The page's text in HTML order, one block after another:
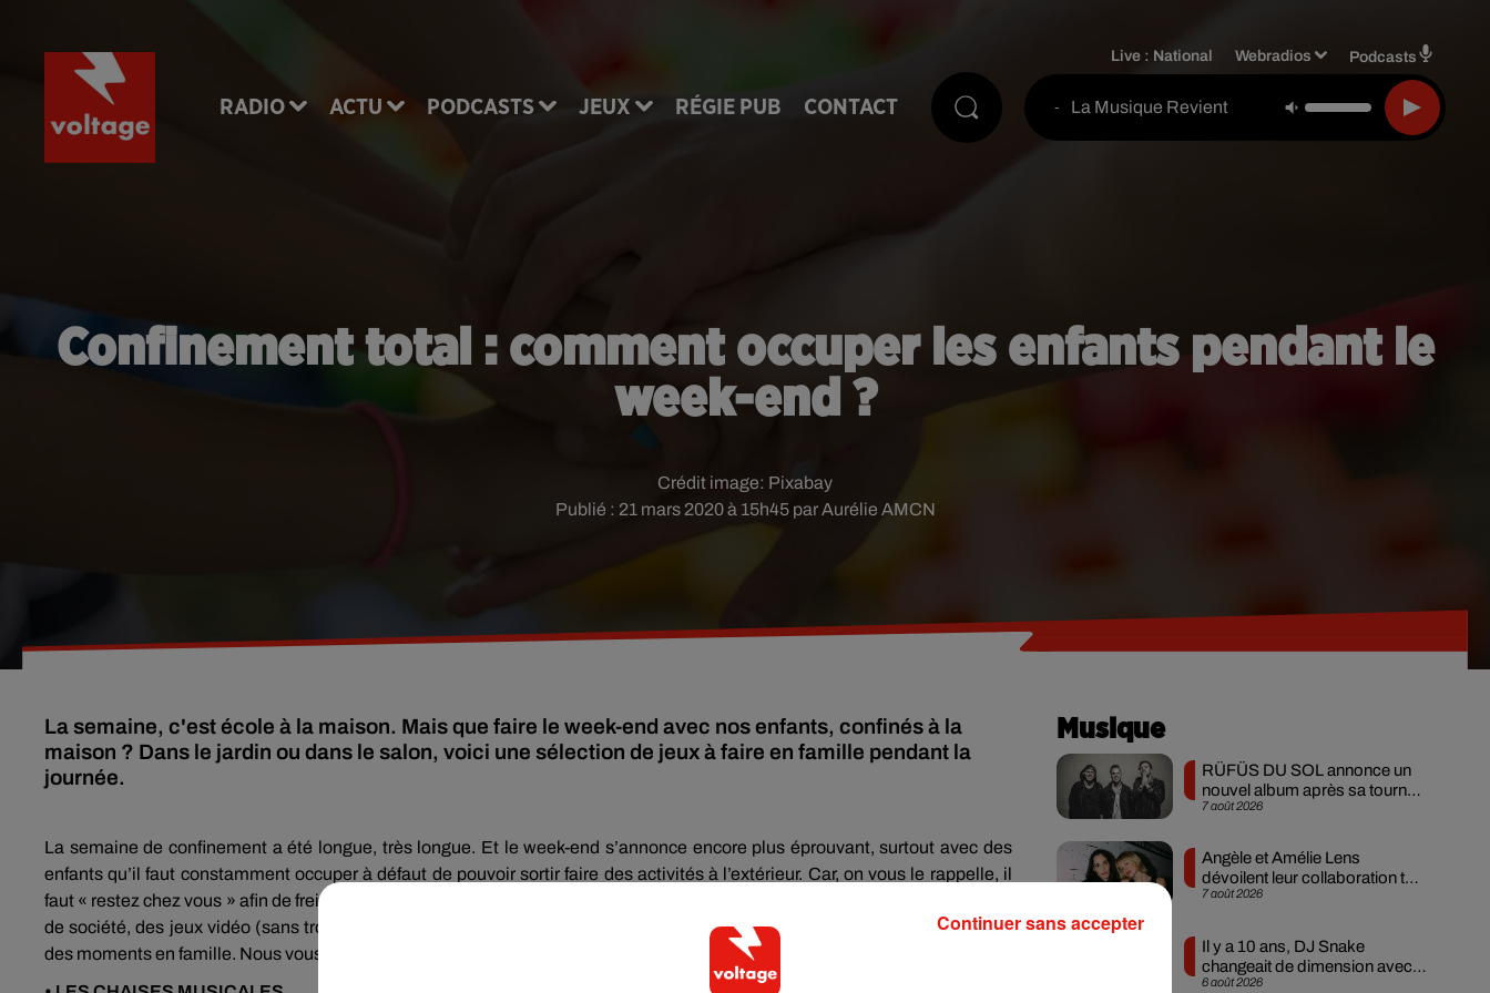
RADIO ACTU PODCASTS JEUX RÉGIE PUB CONTACT
Live : National Webradios Podcasts
- La Musique Revient
Confinement total : comment occuper les enfants pendant le
week-end ?
Publié : 21 mars 2020 à 15h45 par Aurélie AMCN
Crédit image: Pixabay
La semaine, c'est école à la maison. Mais que faire le week-end avec nos enfants, confinés à la
maison ? Dans le jardin ou dans le salon, voici une sélection de jeux à faire en famille pendant la
journée.
La semaine de confinement a été longue, très longue. Et le week-end s’annonce encore plus éprouvant, surtout avec des
enfants qu’il faut constamment occuper à défaut de pouvoir sortir faire des activités à l’extérieur. Car, on vous le rappelle, il
faut « restez chez vous » afin de freiner la propagation du coronavirus sur le territoire français. Mais alors, que faire ? Des jeux
de société, des jeux vidéo (sans trop abuser des écrans !), des activités manuelles. Mais il est aussi important de partager
des moments en famille. Nous vous proposons donc trois jeux à organiser au milieu du salon ou dans votre jardin :
Musique
7 août 2026
RÜFÜS DU SOL annonce un
nouvel album après sa tournée
mondiale
7 août 2026
Angèle et Amélie Lens
dévoilent leur collaboration tant
attendue
6 août 2026
Il y a 10 ans, DJ Snake
changeait de dimension avec
son premier...
Continuer sans accepter